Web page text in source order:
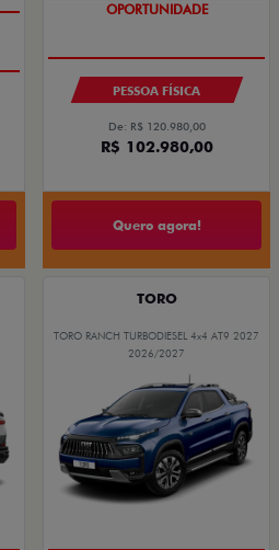
OPORTUNIDADE
PESSOA FÍSICA
De: R$ 120.980,00
R$ 102.980,00
Quero agora!
TORO
TORO RANCH TURBODIESEL 4x4 AT9 2027
2026/2027